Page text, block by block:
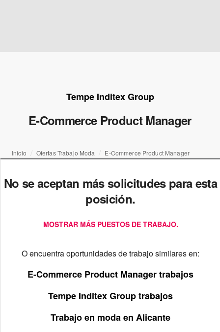
Tempe Inditex Group
E-Commerce Product Manager
Inicio Ofertas Trabajo Moda E-Commerce Product Manager
No se aceptan más solicitudes para esta
posición.
MOSTRAR MÁS PUESTOS DE TRABAJO.
O encuentra oportunidades de trabajo similares en:
E-Commerce Product Manager trabajos
Tempe Inditex Group trabajos
Trabajo en moda en Alicante